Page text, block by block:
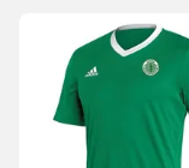
Åbner en Modal